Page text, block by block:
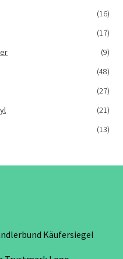
(16)
(17)
(9)
(48)
(27)
(21)
(13)